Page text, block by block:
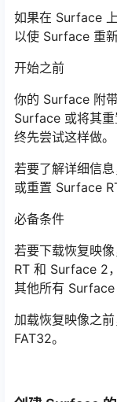
如果在 Surface
以使 Surface 重新
开始之前
你的 Surface 附
Surface 或将其
终先尝试这样做。
若要了解详细信
或重置 Surface
必备条件
若要下载恢复映
RT 和 Surface 2
其他所有 Surface
加载恢复映像之
FAT32。